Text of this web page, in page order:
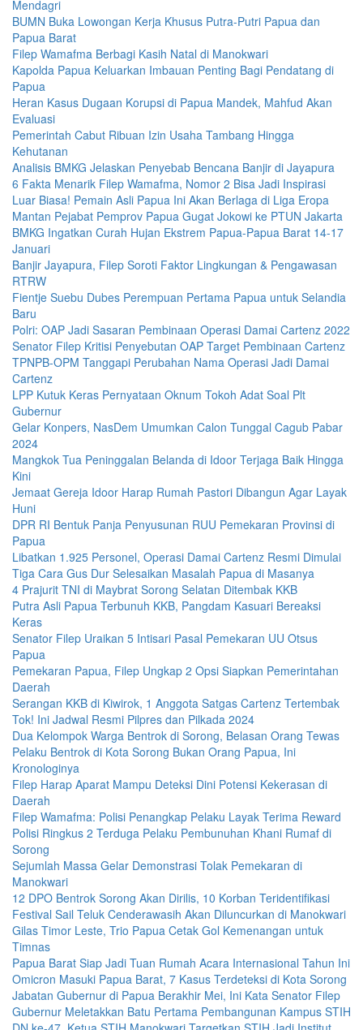
Mendagri
BUMN Buka Lowongan Kerja Khusus Putra-Putri Papua dan
Papua Barat
Filep Wamafma Berbagi Kasih Natal di Manokwari
Kapolda Papua Keluarkan Imbauan Penting Bagi Pendatang di
Papua
Heran Kasus Dugaan Korupsi di Papua Mandek, Mahfud Akan
Evaluasi
Pemerintah Cabut Ribuan Izin Usaha Tambang Hingga
Kehutanan
Analisis BMKG Jelaskan Penyebab Bencana Banjir di Jayapura
6 Fakta Menarik Filep Wamafma, Nomor 2 Bisa Jadi Inspirasi
Luar Biasa! Pemain Asli Papua Ini Akan Berlaga di Liga Eropa
Mantan Pejabat Pemprov Papua Gugat Jokowi ke PTUN Jakarta
BMKG Ingatkan Curah Hujan Ekstrem Papua-Papua Barat 14-17
Januari
Banjir Jayapura, Filep Soroti Faktor Lingkungan & Pengawasan
RTRW
Fientje Suebu Dubes Perempuan Pertama Papua untuk Selandia
Baru
Polri: OAP Jadi Sasaran Pembinaan Operasi Damai Cartenz 2022
Senator Filep Kritisi Penyebutan OAP Target Pembinaan Cartenz
TPNPB-OPM Tanggapi Perubahan Nama Operasi Jadi Damai
Cartenz
LPP Kutuk Keras Pernyataan Oknum Tokoh Adat Soal Plt
Gubernur
Gelar Konpers, NasDem Umumkan Calon Tunggal Cagub Pabar
2024
Mangkok Tua Peninggalan Belanda di Idoor Terjaga Baik Hingga
Kini
Jemaat Gereja Idoor Harap Rumah Pastori Dibangun Agar Layak
Huni
DPR RI Bentuk Panja Penyusunan RUU Pemekaran Provinsi di
Papua
Libatkan 1.925 Personel, Operasi Damai Cartenz Resmi Dimulai
Tiga Cara Gus Dur Selesaikan Masalah Papua di Masanya
4 Prajurit TNI di Maybrat Sorong Selatan Ditembak KKB
Putra Asli Papua Terbunuh KKB, Pangdam Kasuari Bereaksi
Keras
Senator Filep Uraikan 5 Intisari Pasal Pemekaran UU Otsus
Papua
Pemekaran Papua, Filep Ungkap 2 Opsi Siapkan Pemerintahan
Daerah
Serangan KKB di Kiwirok, 1 Anggota Satgas Cartenz Tertembak
Tok! Ini Jadwal Resmi Pilpres dan Pilkada 2024
Dua Kelompok Warga Bentrok di Sorong, Belasan Orang Tewas
Pelaku Bentrok di Kota Sorong Bukan Orang Papua, Ini
Kronologinya
Filep Harap Aparat Mampu Deteksi Dini Potensi Kekerasan di
Daerah
Filep Wamafma: Polisi Penangkap Pelaku Layak Terima Reward
Polisi Ringkus 2 Terduga Pelaku Pembunuhan Khani Rumaf di
Sorong
Sejumlah Massa Gelar Demonstrasi Tolak Pemekaran di
Manokwari
12 DPO Bentrok Sorong Akan Dirilis, 10 Korban Teridentifikasi
Festival Sail Teluk Cenderawasih Akan Diluncurkan di Manokwari
Gilas Timor Leste, Trio Papua Cetak Gol Kemenangan untuk
Timnas
Papua Barat Siap Jadi Tuan Rumah Acara Internasional Tahun Ini
Omicron Masuki Papua Barat, 7 Kasus Terdeteksi di Kota Sorong
Jabatan Gubernur di Papua Berakhir Mei, Ini Kata Senator Filep
Gubernur Meletakkan Batu Pertama Pembangunan Kampus STIH